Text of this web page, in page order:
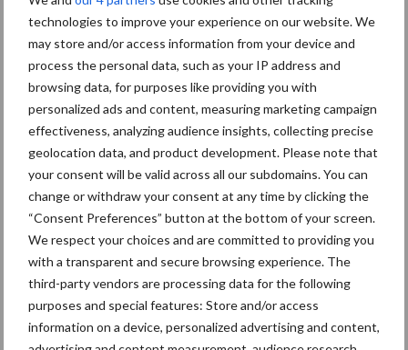
technologies to improve your experience on our website. We
may store and/or access information from your device and
process the personal data, such as your IP address and
browsing data, for purposes like providing you with
personalized ads and content, measuring marketing campaign
effectiveness, analyzing audience insights, collecting precise
geolocation data, and product development. Please note that
your consent will be valid across all our subdomains. You can
change or withdraw your consent at any time by clicking the
“Consent Preferences” button at the bottom of your screen.
We respect your choices and are committed to providing you
with a transparent and secure browsing experience. The
third-party vendors are processing data for the following
purposes and special features: Store and/or access
information on a device, personalized advertising and content,
Hervorming flexibele
arbeidscontracten kent
mitsen en maren
Thema's Vakpartners
Coronavirus UVC